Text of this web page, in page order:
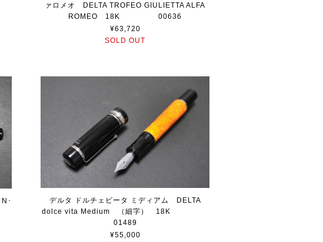
ァロメオ DELTA TROFEO GIULIETTA ALFA
ROMEO 18K 00636
¥63,720
SOLD OUT
･
デルタ ドルチェビータ ミディアム DELTA
dolce vita Medium （細字） 18K
01489
¥55,000